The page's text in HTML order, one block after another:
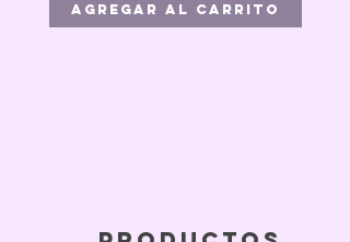
Agregar al carrito